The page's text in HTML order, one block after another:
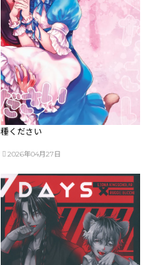
種ください
2026年04月27日